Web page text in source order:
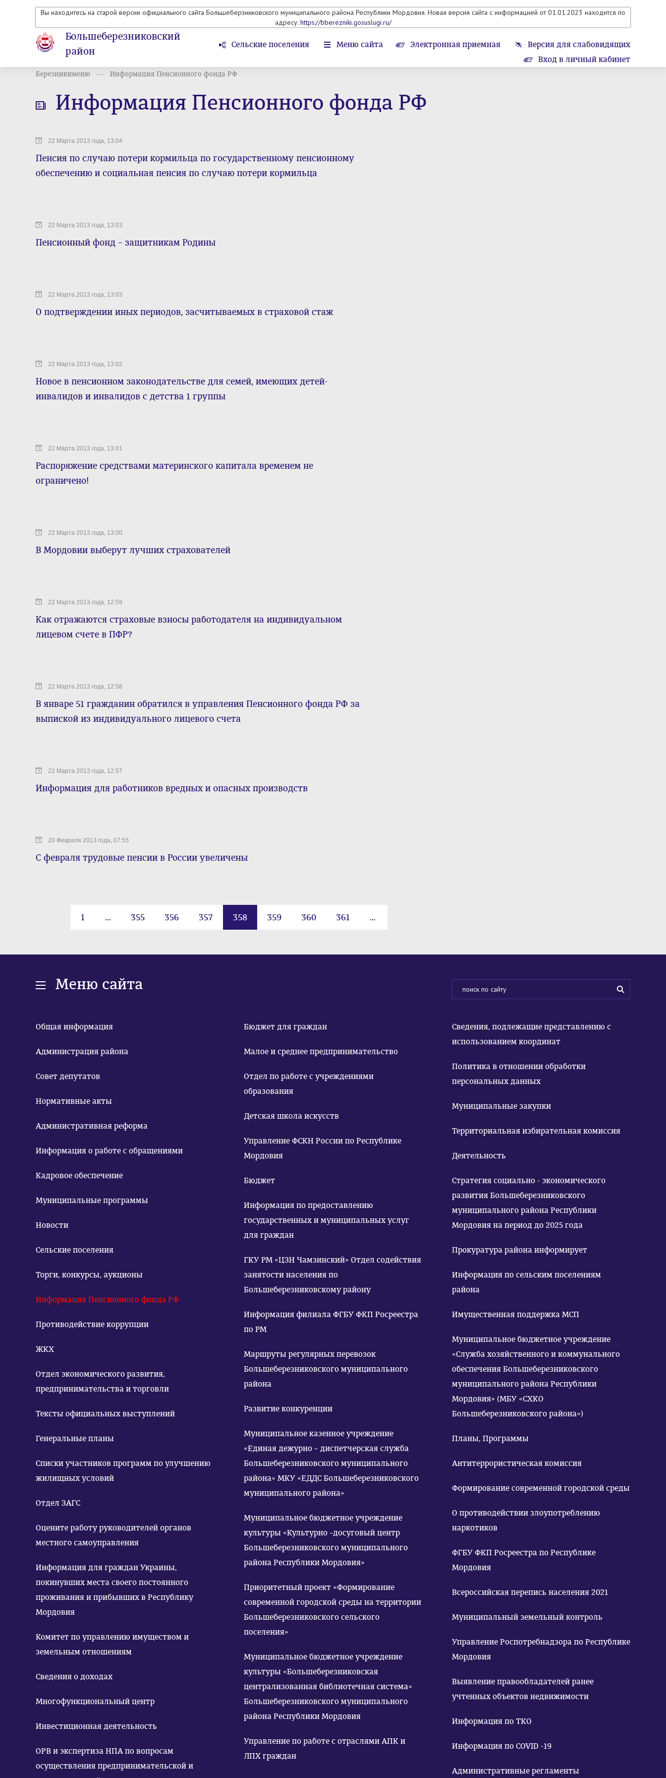
Вы находитесь на старой версии официального сайта Большеберзниковского муниципального района Республики Мордовия. Новая версия сайта с информацией от 01.01.2023 находится по
адресу: https://bberezniki.gosuslugi.ru/
Большеберезниковский
район
Сельские поселения Меню сайта Электронная приемная
Версия для слабовидящих
Вход в личный кабинет
Березникименю Информация Пенсионного фонда РФ
Информация Пенсионного фонда РФ
22 Марта 2013 года, 13:04
Пенсия по случаю потери кормильца по государственному пенсионному
обеспечению и социальная пенсия по случаю потери кормильца
22 Марта 2013 года, 13:03
Пенсионный фонд – защитникам Родины
22 Марта 2013 года, 13:03
О подтверждении иных периодов, засчитываемых в страховой стаж
22 Марта 2013 года, 13:02
Новое в пенсионном законодательстве для семей, имеющих детей-
инвалидов и инвалидов с детства 1 группы
22 Марта 2013 года, 13:01
Распоряжение средствами материнского капитала временем не
ограничено!
22 Марта 2013 года, 13:00
В Мордовии выберут лучших страхователей
22 Марта 2013 года, 12:59
Как отражаются страховые взносы работодателя на индивидуальном
лицевом счете в ПФР?
22 Марта 2013 года, 12:58
В январе 51 гражданин обратился в управления Пенсионного фонда РФ за
выпиской из индивидуального лицевого счета
22 Марта 2013 года, 12:57
Информация для работников вредных и опасных производств
20 Февраля 2013 года, 07:55
С февраля трудовые пенсии в России увеличены
1 ... 355 356 357 358 359 360 361 ...
Меню сайта
Общая информация
Администрация района
Совет депутатов
Нормативные акты
Административная реформа
Информация о работе с обращениями
Кадровое обеспечение
Муниципальные программы
Новости
Сельские поселения
Торги, конкурсы, аукционы
Информация Пенсионного фонда РФ
Противодействие коррупции
ЖКХ
Отдел экономического развития,
предпринимательства и торговли
Тексты официальных выступлений
Генеральные планы
Списки участников программ по улучшению
жилищных условий
Отдел ЗАГС
Оцените работу руководителей органов
местного самоуправления
Информация для граждан Украины,
покинувших места своего постоянного
проживания и прибывших в Республику
Мордовия
Комитет по управлению имуществом и
земельным отношениям
Сведения о доходах
Многофункциональный центр
Инвестиционная деятельность
ОРВ и экспертиза НПА по вопросам
осуществления предпринимательской и
Бюджет для граждан
Малое и среднее предпринимательство
Отдел по работе с учреждениями
образования
Детская школа искусств
Управление ФСКН России по Республике
Мордовия
Бюджет
Информация по предоставлению
государственных и муниципальных услуг
для граждан
ГКУ РМ «ЦЗН Чамзинский» Отдел содействия
занятости населения по
Большеберезниковскому району
Информация филиала ФГБУ ФКП Росреестра
по РМ
Маршруты регулярных перевозок
Большеберезниковского муниципального
района
Развитие конкуренции
Муниципальное казенное учреждение
«Единая дежурно – диспетчерская служба
Большеберезниковского муниципального
района» МКУ «ЕДДС Большеберезниковского
муниципального района»
Муниципальное бюджетное учреждение
культуры «Культурно –досуговый центр
Большеберезниковского муниципального
района Республики Мордовия»
Приоритетный проект «Формирование
современной городской среды на территории
Большеберезниковского сельского
поселения»
Муниципальное бюджетное учреждение
культуры «Большеберезниковская
централизованная библиотечная система»
Большеберезниковского муниципального
района Республики Мордовия
Управление по работе с отраслями АПК и
ЛПХ граждан
Сведения, подлежащие представлению с
использованием координат
Политика в отношении обработки
персональных данных
Муниципальные закупки
Территориальная избирательная комиссия
Деятельность
Стратегия социально - экономического
развития Большеберезниковского
муниципального района Республики
Мордовия на период до 2025 года
Прокуратура района информирует
Информация по сельским поселениям
района
Имущественная поддержка МСП
Муниципальное бюджетное учреждение
«Служба хозяйственного и коммунального
обеспечения Большеберезниковского
муниципального района Республики
Мордовия» (МБУ «СХКО
Большеберезниковского района»)
Планы, Программы
Антитеррористическая комиссия
Формирование современной городской среды
О противодействии злоупотреблению
наркотиков
ФГБУ ФКП Росреестра по Республике
Мордовия
Всероссийская перепись населения 2021
Муниципальный земельный контроль
Управление Роспотребнадзора по Республике
Мордовия
Выявление правообладателей ранее
учтенных объектов недвижимости
Информация по ТКО
Информация по COVID -19
Административные регламенты